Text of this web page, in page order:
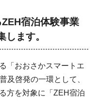
宿泊体験事業
します。
「おおさかスマートエ
及啓発の一環として、
方を対象に「ZEH宿泊